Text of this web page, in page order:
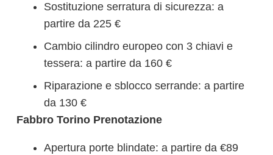
Sostituzione serratura di sicurezza: a
partire da 225 €
Cambio cilindro europeo con 3 chiavi e
tessera: a partire da 160 €
Riparazione e sblocco serrande: a partire
da 130 €
Fabbro Torino Prenotazione
Apertura porte blindate: a partire da €89